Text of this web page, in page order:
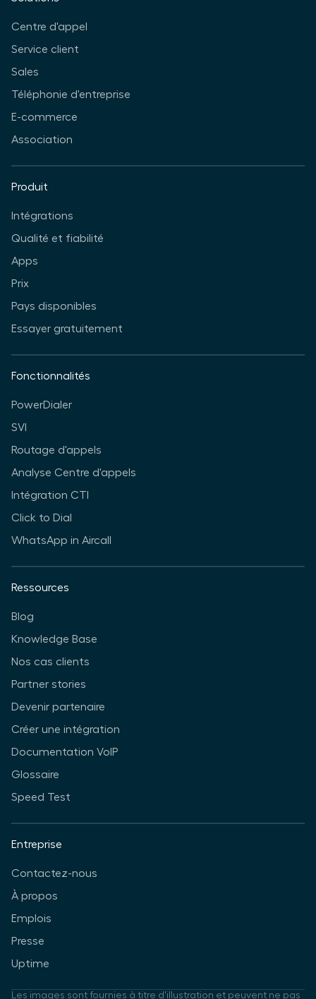
Centre d'appel
Service client
Sales
Téléphonie d'entreprise
E-commerce
Association
Produit
Intégrations
Qualité et fiabilité
Apps
Prix
Pays disponibles
Essayer gratuitement
Fonctionnalités
PowerDialer
SVI
Routage d'appels
Analyse Centre d'appels
Intégration CTI
Click to Dial
WhatsApp in Aircall
Ressources
Blog
Knowledge Base
Nos cas clients
Partner stories
Devenir partenaire
Créer une intégration
Documentation VoIP
Glossaire
Speed Test
Entreprise
Contactez-nous
À propos
Emplois
Presse
Uptime
Les images sont fournies à titre d'illustration et peuvent ne pas